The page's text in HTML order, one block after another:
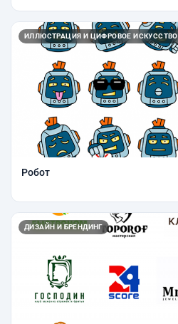
ИЛЛЮСТРАЦИЯ И ЦИФРОВОЕ ИСКУССТВО
Робот
ДИЗАЙН И БРЕНДИНГ